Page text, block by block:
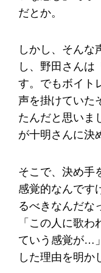
だとか。
しかし、そんな
し、野田さんは
す。でもボイト
声を掛けていた
たんだと思いま
が十明さんに決
そこで、決め手
感覚的なんです
るべきなんだな
「この人に歌
ていう感覚が…
した理由を明か